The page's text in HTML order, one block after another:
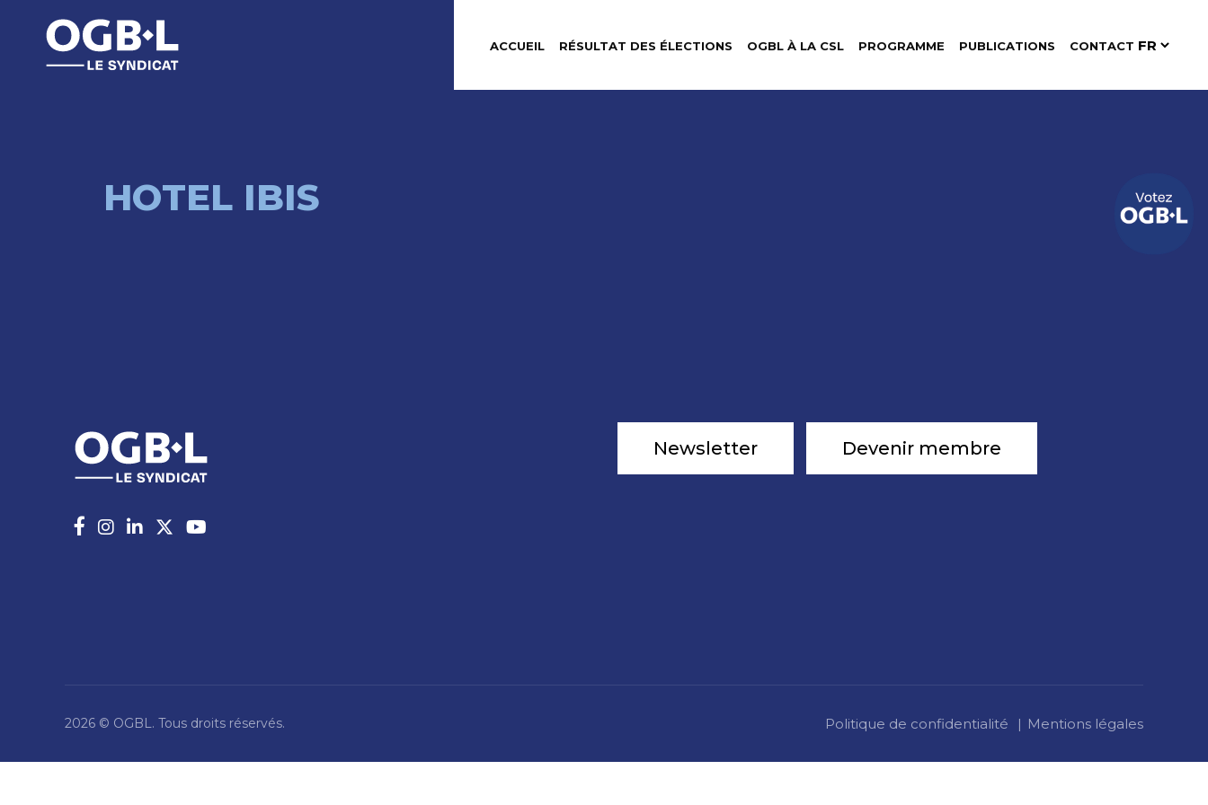
ACCUEIL RÉSULTAT DES ÉLECTIONS OGBL À LA CSL PROGRAMME PUBLICATIONS CONTACT
HOTEL IBIS
Newsletter Devenir membre
Politique de confidentialité Mentions légales
2026 © OGBL. Tous droits réservés.